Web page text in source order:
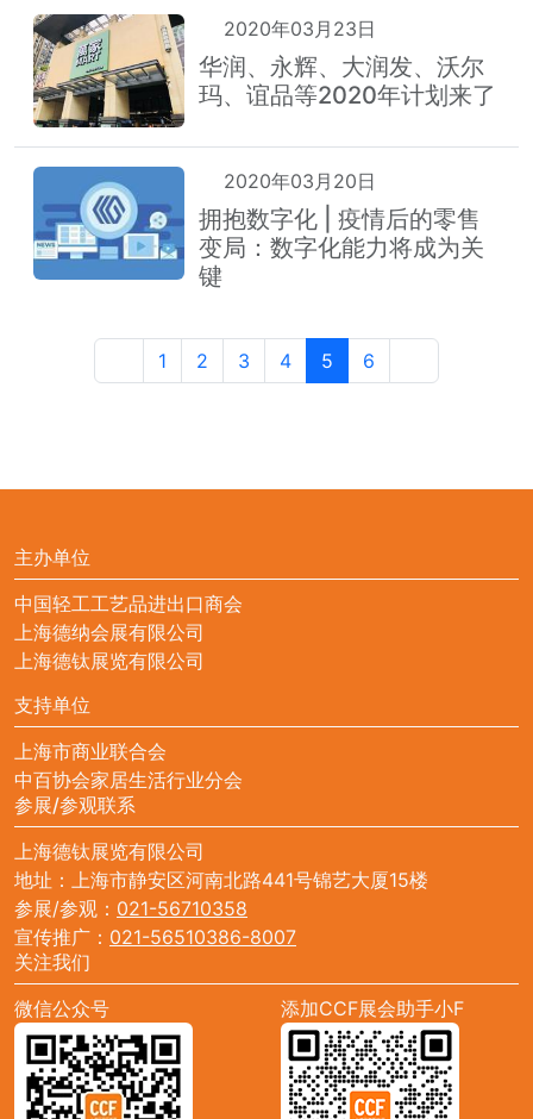
2020年03月23日
华润、永辉、大润发、沃尔
玛、谊品等2020年计划来了
2020年03月20日
拥抱数字化 | 疫情后的零售
变局：数字化能力将成为关
键
1 2 3 4 5 6
主办单位
中国轻工工艺品进出口商会
上海德纳会展有限公司
上海德钛展览有限公司
支持单位
上海市商业联合会
中百协会家居生活行业分会
参展/参观联系
上海德钛展览有限公司
地址：上海市静安区河南北路441号锦艺大厦15楼
参展/参观： 021-56710358
宣传推广： 021-56510386-8007
关注我们
微信公众号
添加CCF展会助手小F